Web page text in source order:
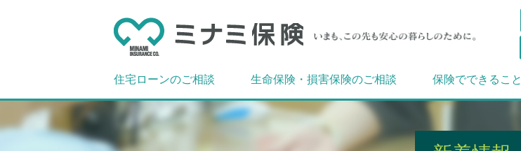
住宅ローンのご相談 生命保険・損害保険のご相談 保険でできること